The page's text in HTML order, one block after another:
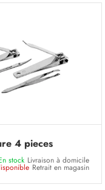
4 pieces
stock Livraison à domicile
Retrait en magasin